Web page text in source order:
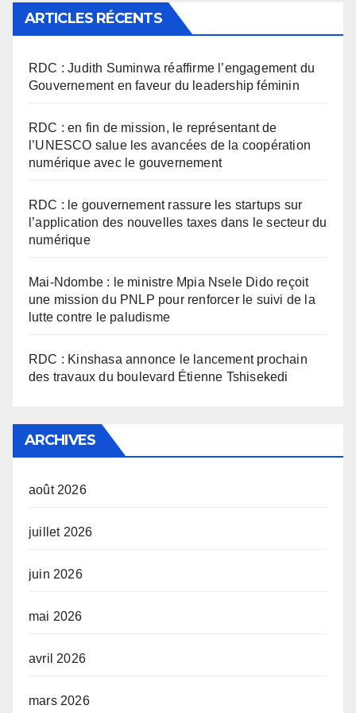
ARTICLES RÉCENTS
RDC : Judith Suminwa réaffirme l’engagement du
Gouvernement en faveur du leadership féminin
RDC : en fin de mission, le représentant de
l’UNESCO salue les avancées de la coopération
numérique avec le gouvernement
RDC : le gouvernement rassure les startups sur
l’application des nouvelles taxes dans le secteur du
numérique
Mai-Ndombe : le ministre Mpia Nsele Dido reçoit
une mission du PNLP pour renforcer le suivi de la
lutte contre le paludisme
RDC : Kinshasa annonce le lancement prochain
des travaux du boulevard Étienne Tshisekedi
ARCHIVES
août 2026
juillet 2026
juin 2026
mai 2026
avril 2026
mars 2026